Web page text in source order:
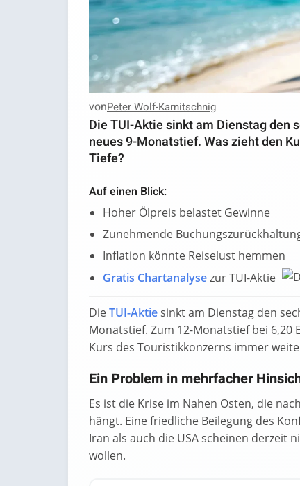
vonPeter Wolf-Karnitschnig
Die TUI-Aktie sinkt am Dienstag den
neues 9-Monatstief. Was zieht den
Tiefe?
Auf einen Blick:
Hoher Ölpreis belastet Gewinne
Zunehmende
Inflation könnte Reiselust hemmen
Gratis Chartanalysezur TUI-Aktie
DieTUI-Aktiesinkt am Dienstag den
Monatstief. Zum 12-Monatstief bei 6,20
Kurs des Touristikkonzerns immer
Ein Problem in mehrfacher
Es ist die Krise im Nahen Osten, die
hängt. Eine friedliche Beilegung des
Iran als auch die USA scheinen derzeit
wollen.